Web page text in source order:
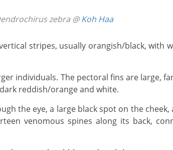
Dendrochirus zebra @Koh Haa
reddish/orange and white.
venomous spines along its back,